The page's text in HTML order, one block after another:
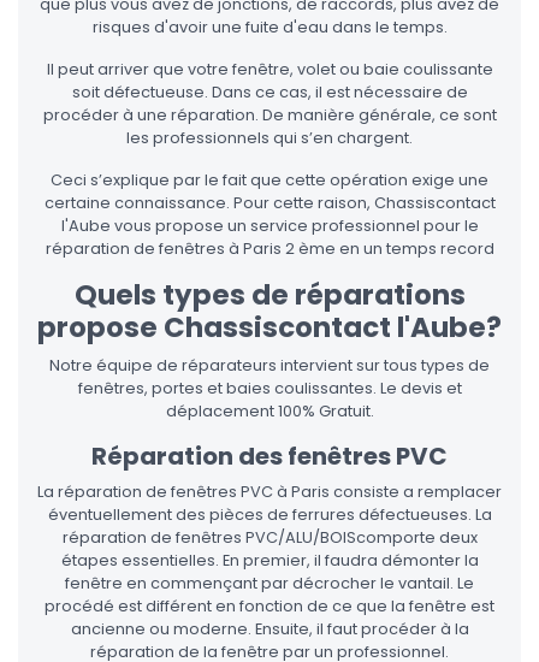
que plus vous avez de jonctions, de raccords, plus avez de
risques d'avoir une fuite d'eau dans le temps.
Il peut arriver que votre fenêtre, volet ou baie coulissante
soit défectueuse. Dans ce cas, il est nécessaire de
procéder à une réparation. De manière générale, ce sont
les professionnels qui s’en chargent.
Ceci s’explique par le fait que cette opération exige une
certaine connaissance. Pour cette raison, Chassiscontact
l'Aube vous propose un service professionnel pour le
réparation de fenêtres à Paris 2 ème en un temps record
Quels types de réparations
propose Chassiscontact l'Aube?
Notre équipe de réparateurs intervient sur tous types de
fenêtres, portes et baies coulissantes. Le devis et
déplacement 100% Gratuit.
Réparation des fenêtres PVC
La réparation de fenêtres PVC à Paris consiste a remplacer
éventuellement des pièces de ferrures défectueuses. La
réparation de fenêtres PVC/ALU/BOIScomporte deux
étapes essentielles. En premier, il faudra démonter la
fenêtre en commençant par décrocher le vantail. Le
procédé est différent en fonction de ce que la fenêtre est
ancienne ou moderne. Ensuite, il faut procéder à la
réparation de la fenêtre par un professionnel.